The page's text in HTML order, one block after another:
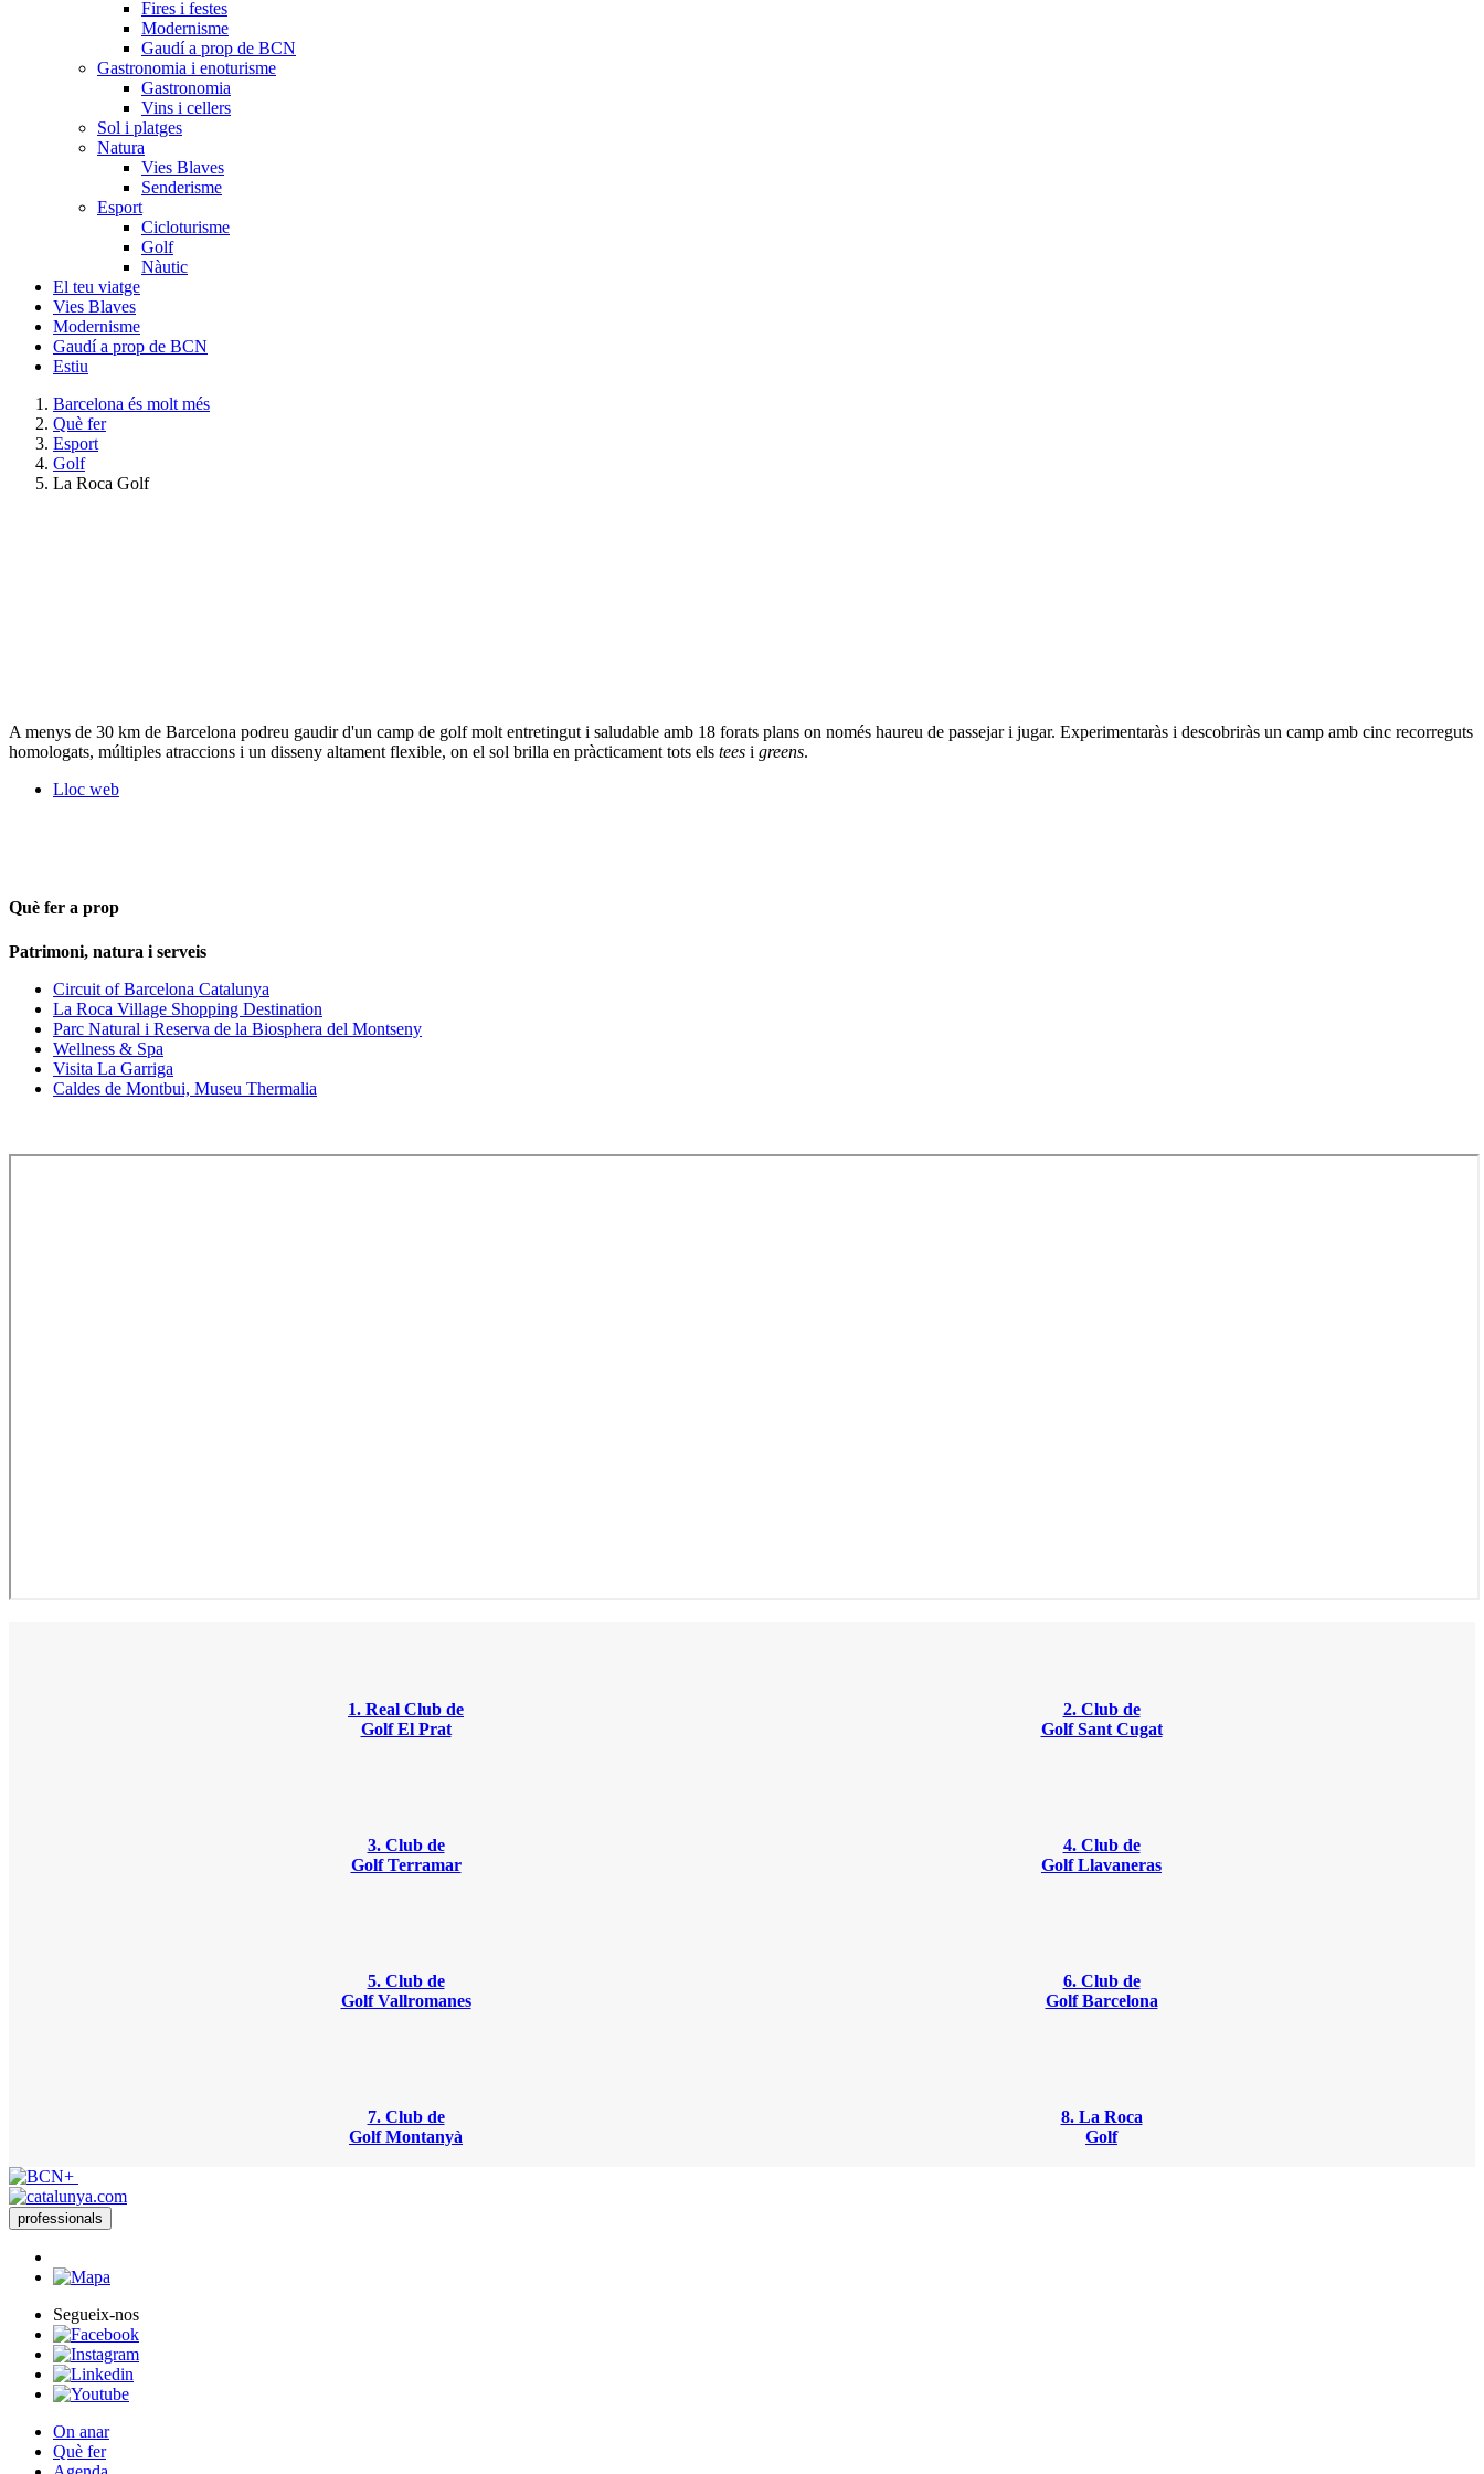
Fires i festes
Modernisme
Gaudí a prop de BCN
Gastronomia i enoturisme
Gastronomia
Vins i cellers
Sol i platges
Natura
Vies Blaves
Senderisme
Esport
Cicloturisme
Golf
Nàutic
El teu viatge
Vies Blaves
Modernisme
Gaudí a prop de BCN
Estiu
Barcelona és molt més
Què fer
Esport
Golf
La Roca Golf
A menys de 30 km de Barcelona podreu gaudir d'un camp de golf molt entretingut i saludable amb 18 forats plans on només haureu de passejar i jugar. Experimentaràs i descobriràs un camp amb cinc recorreguts
homologats, múltiples atraccions i un disseny altament flexible, on el sol brilla en pràcticament tots els tees i greens.
Lloc web
Què fer a prop
Patrimoni, natura i serveis
Circuit of Barcelona Catalunya
La Roca Village Shopping Destination
Parc Natural i Reserva de la Biosphera del Montseny
Wellness & Spa
Visita La Garriga
Caldes de Montbui, Museu Thermalia
1. Real Club de
Golf El Prat
2. Club de
Golf Sant Cugat
3. Club de
Golf Terramar
4. Club de
Golf Llavaneras
5. Club de
Golf Vallromanes
6. Club de
Golf Barcelona
7. Club de
Golf Montanyà
8. La Roca
Golf
professionals
Segueix-nos
On anar
Què fer